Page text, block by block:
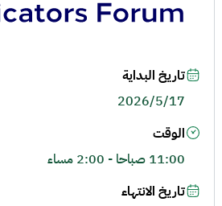
تاريخ البداية
2026/5/17
الوقت
11:00 صباحا - 2:00 مساء
تاريخ الانتهاء